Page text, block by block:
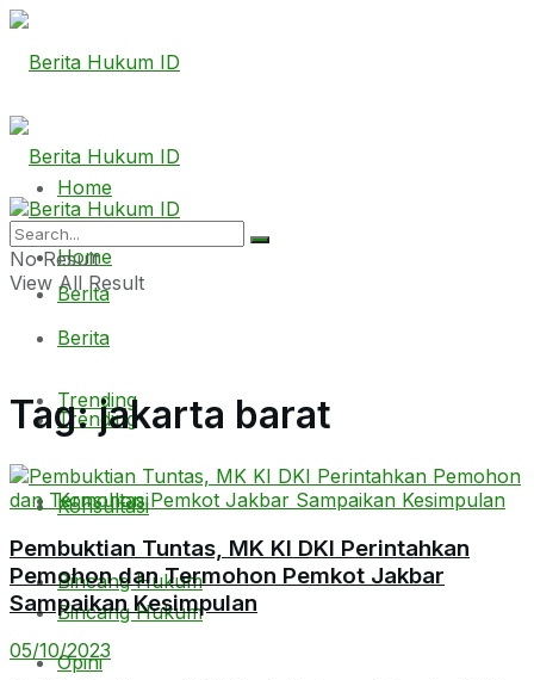
Home
Berita
Trending
Konsultasi
Bincang Hukum
Home
Berita
Trending
Konsultasi
Bincang Hukum
Opini
No Result
View All Result
Tag:jakarta barat
Pembuktian Tuntas, MK KI DKI Perintahkan
Pemohon dan Termohon Pemkot Jakbar
Sampaikan Kesimpulan
05/10/2023